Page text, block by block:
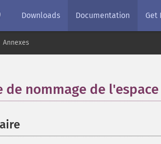
Downloads Documentation Get
Annexes
de nommage de